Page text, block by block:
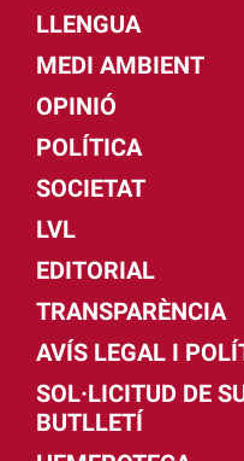
LLENGUA
MEDI AMBIENT
OPINIÓ
POLÍTICA
SOCIETAT
LVL
EDITORIAL
TRANSPARÈNCIA
AVÍS LEGAL I
SOL·LICITUD DE
BUTLLETÍ